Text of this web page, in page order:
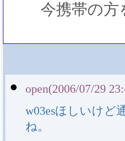
今携帯の方
open(2006/07/29
w03esほしいけど
ね。